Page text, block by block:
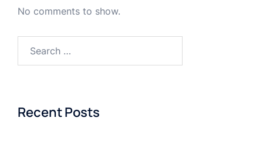
No comments to show.
Recent Posts